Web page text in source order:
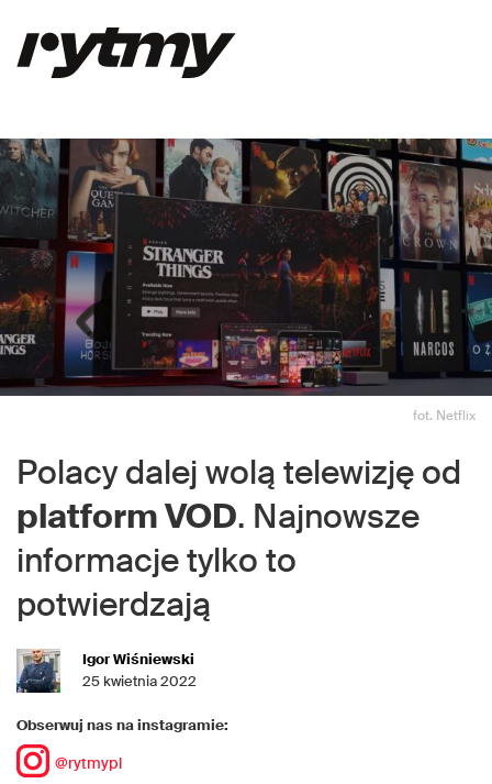
fot. Netflix
Polacy dalej wolą telewizję od
platform VOD. Najnowsze
informacje tylko to
potwierdzają
Igor Wiśniewski
25 kwietnia 2022
Obserwuj nas na instagramie:
@rytmypl